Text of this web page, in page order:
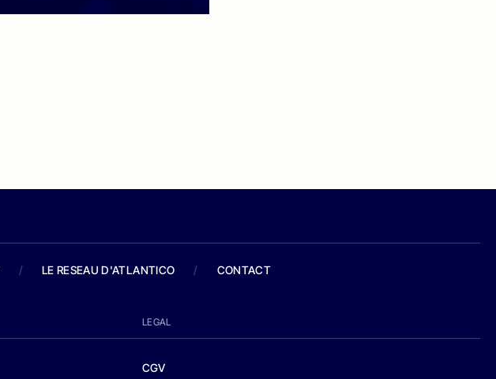
/ LE RESEAU D'ATLANTICO / CONTACT
LEGAL
CGV